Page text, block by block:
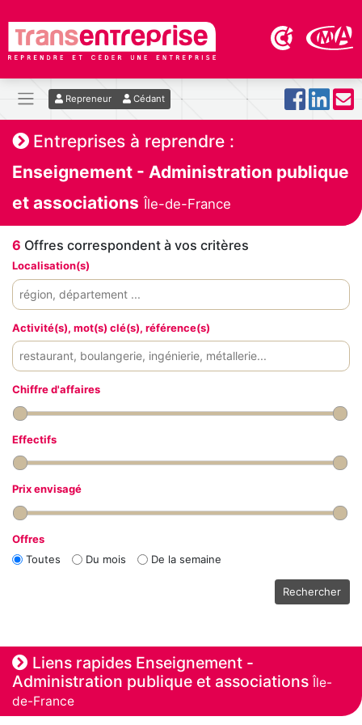
Repreneur Cédant
Entreprises à reprendre :
Enseignement - Administration publique
et associations Île-de-France
6 Offres correspondent à vos critères
Localisation(s)
Activité(s), mot(s) clé(s), référence(s)
Chiffre d'affaires
Effectifs
Prix envisagé
Offres
Toutes
Du mois De la semaine
Rechercher
Liens rapides Enseignement -
Administration publique et associationsÎle-
de-France